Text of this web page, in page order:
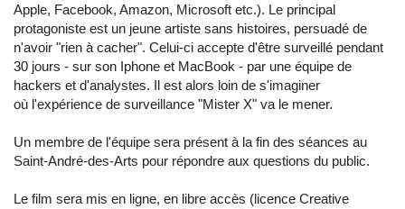
Apple, Facebook, Amazon, Microsoft etc.). Le principal
protagoniste est un jeune artiste sans histoires, persuadé de
n'avoir "rien à cacher". Celui-ci accepte d'être surveillé pendant
30 jours - sur son Iphone et MacBook - par une équipe de
hackers et d'analystes. Il est alors loin de s'imaginer
où l'expérience de surveillance "Mister X" va le mener.
Un membre de l'équipe sera présent à la fin des séances au
Saint-André-des-Arts pour répondre aux questions du public.
Le film sera mis en ligne, en libre accès (licence Creative